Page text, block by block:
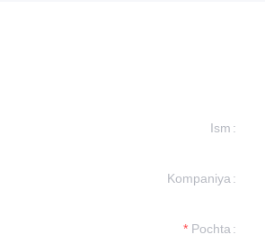
Ism
Kompaniya
Pochta